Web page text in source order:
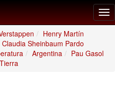
Henry Martín
Claudia Sheinbaum Pardo
Argentina
Pau Gasol
Tierra